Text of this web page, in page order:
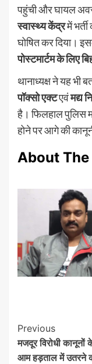
पहुंची और घायल
स्वास्थ्य केंद्रमें
घोषित कर दिया।
पोस्टमार्टम के लिए
थानाध्यक्ष ने यह भी
पॉक्सो एक्टएवंमद्य
है। फिलहाल पुलिस
होने पर आगे की
About
Post
Previous
मजदूर विरोधी
आम हड़ताल में उतरने